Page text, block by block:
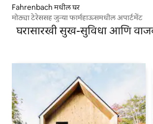
Fahrenbach मधील घर
मोठ्या टेरेससह जुन्या फार्महाऊसमधील अपार्टमेंट
घरासारखी सुख-सुविधा आणि